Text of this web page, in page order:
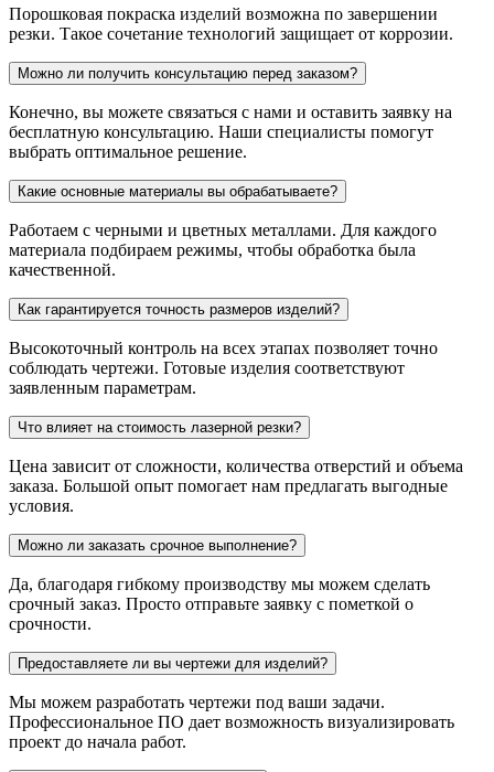
Порошковая покраска изделий возможна по завершении
резки. Такое сочетание технологий защищает от коррозии.
Можно ли получить консультацию перед заказом?
Конечно, вы можете связаться с нами и оставить заявку на
бесплатную консультацию. Наши специалисты помогут
выбрать оптимальное решение.
Какие основные материалы вы обрабатываете?
Работаем с черными и цветных металлами. Для каждого
материала подбираем режимы, чтобы обработка была
качественной.
Как гарантируется точность размеров изделий?
Высокоточный контроль на всех этапах позволяет точно
соблюдать чертежи. Готовые изделия соответствуют
заявленным параметрам.
Что влияет на стоимость лазерной резки?
Цена зависит от сложности, количества отверстий и объема
заказа. Большой опыт помогает нам предлагать выгодные
условия.
Можно ли заказать срочное выполнение?
Да, благодаря гибкому производству мы можем сделать
срочный заказ. Просто отправьте заявку с пометкой о
срочности.
Предоставляете ли вы чертежи для изделий?
Мы можем разработать чертежи под ваши задачи.
Профессиональное ПО дает возможность визуализировать
проект до начала работ.